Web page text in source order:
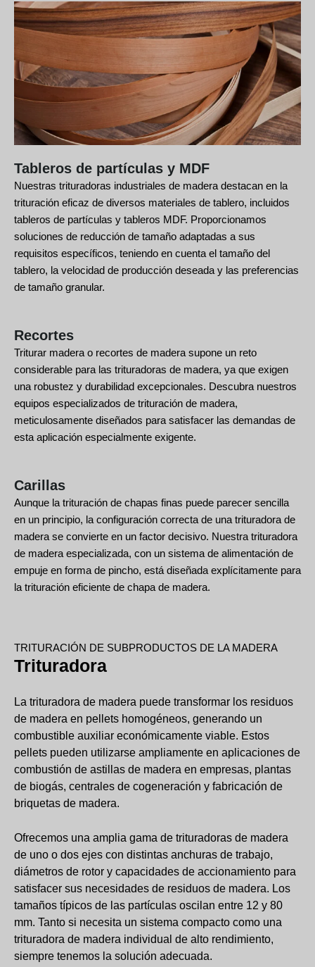
Tableros de partículas y MDF
Nuestras trituradoras industriales de madera destacan en la
trituración eficaz de diversos materiales de tablero, incluidos
tableros de partículas y tableros MDF. Proporcionamos
soluciones de reducción de tamaño adaptadas a sus
requisitos específicos, teniendo en cuenta el tamaño del
tablero, la velocidad de producción deseada y las preferencias
de tamaño granular.
Recortes
Triturar madera o recortes de madera supone un reto
considerable para las trituradoras de madera, ya que exigen
una robustez y durabilidad excepcionales. Descubra nuestros
equipos especializados de trituración de madera,
meticulosamente diseñados para satisfacer las demandas de
esta aplicación especialmente exigente.
Carillas
Aunque la trituración de chapas finas puede parecer sencilla
en un principio, la configuración correcta de una trituradora de
madera se convierte en un factor decisivo. Nuestra trituradora
de madera especializada, con un sistema de alimentación de
empuje en forma de pincho, está diseñada explícitamente para
la trituración eficiente de chapa de madera.
TRITURACIÓN DE SUBPRODUCTOS DE LA MADERA
Trituradora
La trituradora de madera puede transformar los residuos
de madera en pellets homogéneos, generando un
combustible auxiliar económicamente viable. Estos
pellets pueden utilizarse ampliamente en aplicaciones de
combustión de astillas de madera en empresas, plantas
de biogás, centrales de cogeneración y fabricación de
briquetas de madera.
Ofrecemos una amplia gama de trituradoras de madera
de uno o dos ejes con distintas anchuras de trabajo,
diámetros de rotor y capacidades de accionamiento para
satisfacer sus necesidades de residuos de madera. Los
tamaños típicos de las partículas oscilan entre 12 y 80
mm. Tanto si necesita un sistema compacto como una
trituradora de madera individual de alto rendimiento,
siempre tenemos la solución adecuada.